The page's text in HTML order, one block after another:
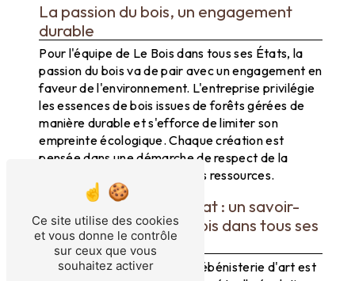
La passion du bois, un engagement
durable
Pour l'équipe de Le Bois dans tous ses États, la
passion du bois va de pair avec un engagement en
faveur de l'environnement. L'entreprise privilégie
les essences de bois issues de forêts gérées de
manière durable et s'efforce de limiter son
empreinte écologique. Chaque création est
pensée dans une démarche de respect de la
nature et de préservation des ressources.
Ébénisterie d'art à Objat : un savoir-
faire unique avec Le Bois dans tous ses
États
Au cœur de la ville d'Objat, l'ébénisterie d'art est
Ce site utilise des cookies
et vous donne le contrôle
sur ceux que vous
souhaitez activer